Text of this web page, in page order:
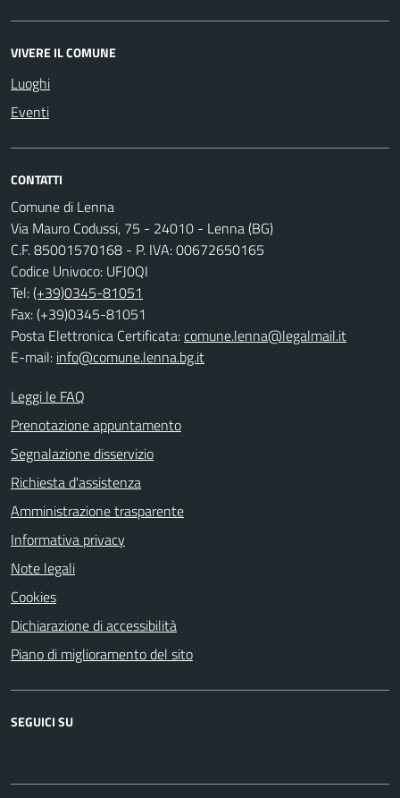
VIVERE IL COMUNE
Luoghi
Eventi
CONTATTI
Comune di Lenna
Via Mauro Codussi, 75 - 24010 - Lenna (BG)
C.F. 85001570168 - P. IVA: 00672650165
Codice Univoco: UFJ0QI
Tel:(+39)0345-81051
Fax: (+39)0345-81051
Posta Elettronica Certificata:comune.lenna@legalmail.it
E-mail: info@comune.lenna.bg.it
Leggi le FAQ
Prenotazione appuntamento
Segnalazione disservizio
Richiesta d'assistenza
Amministrazione trasparente
Informativa privacy
Note legali
Cookies
Dichiarazione di accessibilità
Piano di miglioramento del sito
SEGUICI SU